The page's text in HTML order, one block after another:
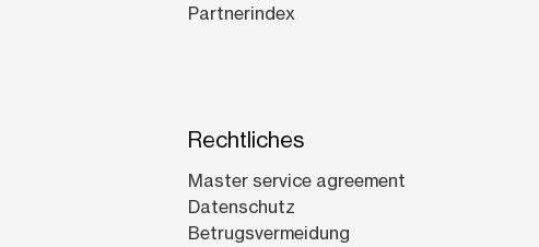
Partnerindex
Rechtliches
Master service agreement
Datenschutz
Betrugsvermeidung